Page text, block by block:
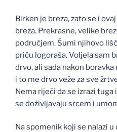
Birken je breza, zato se i
breza. Prekrasne, velike
područjem. Šumi njihovo
priču logoraša. Voljela sam
drvo, ali sada nakon
i to me drvo veže za sve
Nema riječi da se izrazi
se doživljavaju srcem i
Na spomenik koji se nalazi